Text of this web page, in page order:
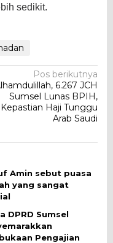
sedikit.
Pos berikutnya
6.267 JCH
Sumsel Lunas BPIH,
Kepastian Haji Tunggu
Arab Saudi
Amin sebut puasa
yang sangat
DPRD Sumsel
Pengajian